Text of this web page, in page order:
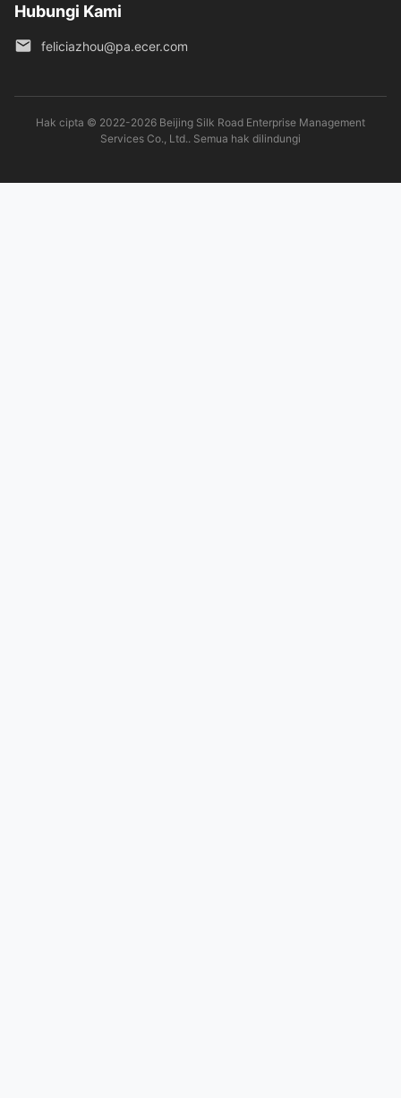
Hubungi Kami
feliciazhou@pa.ecer.com
Hak cipta © 2022-2026 Beijing Silk Road Enterprise Management
Services Co., Ltd.. Semua hak dilindungi